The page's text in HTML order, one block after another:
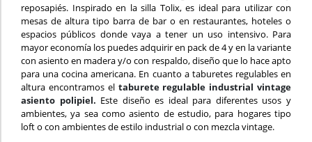
Contacto
reposapiés. Inspirado en la silla Tolix, es ideal para utilizar con
mesas de altura tipo barra de bar o en restaurantes, hoteles o
espacios públicos donde vaya a tener un uso intensivo. Para
mayor economía los puedes adquirir en pack de 4 y en la variante
con asiento en madera y/o con respaldo, diseño que lo hace apto
para una cocina americana. En cuanto a taburetes regulables en
altura encontramos el taburete regulable industrial vintage
asiento polipiel. Este diseño es ideal para diferentes usos y
ambientes, ya sea como asiento de estudio, para hogares tipo
loft o con ambientes de estilo industrial o con mezcla vintage.